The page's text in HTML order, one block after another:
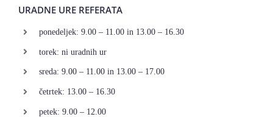
URADNE URE REFERATA
ponedeljek: 9.00 – 11.00 in 13.00 – 16.30
torek: ni uradnih ur
sreda: 9.00 – 11.00 in 13.00 – 17.00
četrtek: 13.00 – 16.30
petek: 9.00 – 12.00